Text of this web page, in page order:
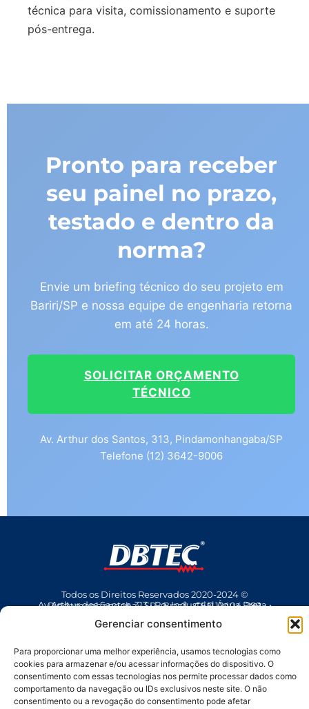
Gerenciar consentimento
Para proporcionar uma melhor experiência, usamos tecnologias como
cookies para armazenar e/ou acessar informações do dispositivo. O
consentimento com essas tecnologias nos permite processar dados como
comportamento da navegação ou IDs exclusivos neste site. O não
consentimento ou a revogação do consentimento pode afetar
técnica para visita, comissionamento e suporte
pós-entrega.
Pronto para receber
seu painel no prazo,
testado e dentro da
norma?
Envie um briefing técnico do seu projeto em
Bariri/SP e nossa equipe de engenharia retorna
em até 24 horas.
SOLICITAR ORÇAMENTO
TÉCNICO
Av. Arthur dos Santos, 313, Pindamonhangaba/SP
Telefone (12) 3642-9006
Todos os Direitos Reservados 2020-2024 ©
Av Arthur dos Santos, 313 • Pq. Industrial Água Preta • Pindamonhangaba • SP • Brasil • CEP 12404-289